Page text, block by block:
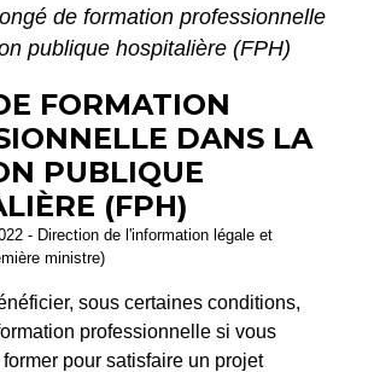
de formation professionnelle
publique hospitalière (FPH)
FORMATION
DANS LA
PUBLIQUE
(FPH)
- Direction de l'information légale et
ministre)
sous certaines conditions,
professionnelle si vous
pour satisfaire un projet